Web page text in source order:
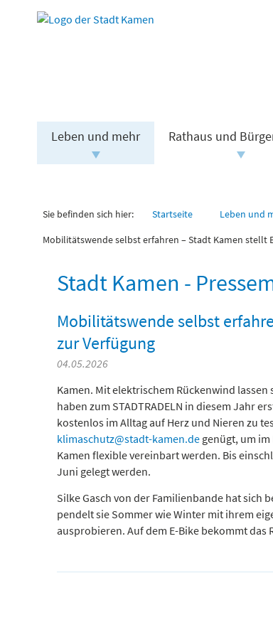
Leben und mehr Rathaus und
Sie befinden sich hier: Startseite Leben und
Mobilitätswende selbst erfahren – Stadt Kamen stellt
Stadt Kamen -
Mobilitätswende selbst
zur Verfügung
04.05.2026
Kamen. Mit elektrischem Rückenwind
haben zum STADTRADELN in diesem Jahr
kostenlos im Alltag auf Herz und Nieren zu
klimaschutz@stadt-kamen.de genügt, um
Kamen flexible vereinbart werden. Bis
Juni gelegt werden.
Silke Gasch von der Familienbande hat sich
pendelt sie Sommer wie Winter mit ihrem
ausprobieren. Auf dem E-Bike bekommt das